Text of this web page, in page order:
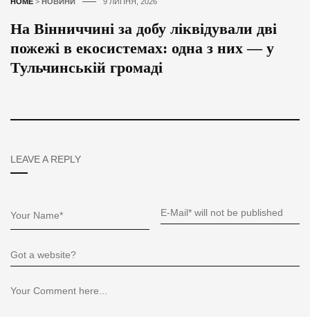
На Вінниччині за добу ліквідували дві
пожежі в екосистемах: одна з них — у
Тульчинській громаді
LEAVE A REPLY